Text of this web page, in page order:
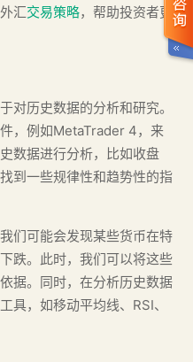
汇交易策略，帮助投资者更
对历史数据的分析和研究。
，例如MetaTrader 4，来
数据进行分析，比如收盘
到一些规律性和趋势性的指
们可能会发现某些货币在特
跌。此时，我们可以将这些
据。同时，在分析历史数据
具，如移动平均线、RSI、